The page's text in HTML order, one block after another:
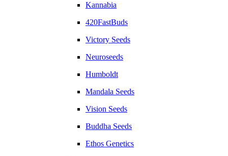
Kannabia
420FastBuds
Victory Seeds
Neuroseeds
Humboldt
Mandala Seeds
Vision Seeds
Buddha Seeds
Ethos Genetics